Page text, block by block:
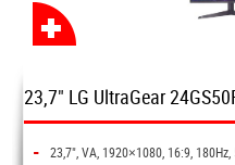
23,7" LG UltraGear
- 23,7", VA, 1920×1080, 16:9, 180Hz,